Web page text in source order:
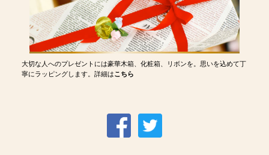
大切な人へのプレゼントには豪華木箱、化粧箱、リボンを。思いを込めて丁
寧にラッピングします。詳細はこちら